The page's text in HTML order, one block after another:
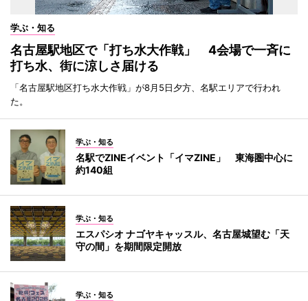
学ぶ・知る
名古屋駅地区で「打ち水大作戦」 4会場で一斉に
打ち水、街に涼しさ届ける
「名古屋駅地区打ち水大作戦」が8月5日夕方、名駅エリアで行われ
た。
学ぶ・知る
名駅でZINEイベント「イマZINE」 東海圏中心に
約140組
学ぶ・知る
エスパシオ ナゴヤキャッスル、名古屋城望む「天
守の間」を期間限定開放
学ぶ・知る